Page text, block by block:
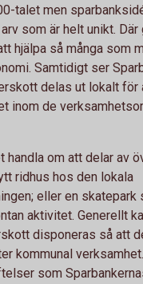
talet men
som är helt unikt. Där
hjälpa så många som
Samtidigt ser
delas ut lokalt för
inom de
handla om att delar av
ridhus hos den lokala
eller en skatepark
aktivitet. Generellt
disponeras så att
kommunal
som